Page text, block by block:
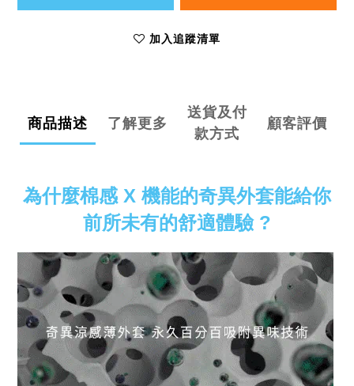
加入追蹤清單
商品描述 了解更多
送貨及付
款方式
顧客評價
為什麼棉感 X 機能的奇異外套能給你
前所未有的舒適體驗 ?